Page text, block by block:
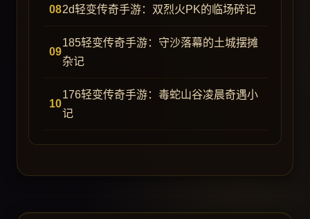
2d轻变传奇手游：双烈火PK的临场碎记
185轻变传奇手游：守沙落幕的土城摆摊
杂记
176轻变传奇手游：毒蛇山谷凌晨奇遇小
记